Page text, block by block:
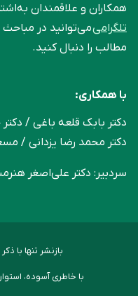
همکاران و علاقمندان
تلگرامیمی‌توانید در
مطالب را دنبال کنید.
با همکاری:
دکتر بابک قلعه‌ باغی /
دکتر محمد رضا یزدانی /
سردبیر: دکتر علی‌اصغر
بازنشر تنها با
با خاطری آسوده،